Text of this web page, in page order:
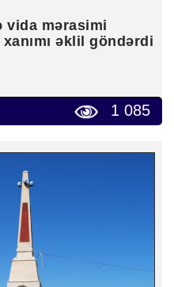
vida mərasimi
əklil göndərdi
1 085